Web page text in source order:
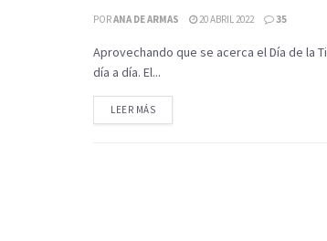
PORANA DE ARMAS 20 ABRIL 2022 35
Aprovechando que se acerca el Día de la
día a día. El...
LEER MÁS